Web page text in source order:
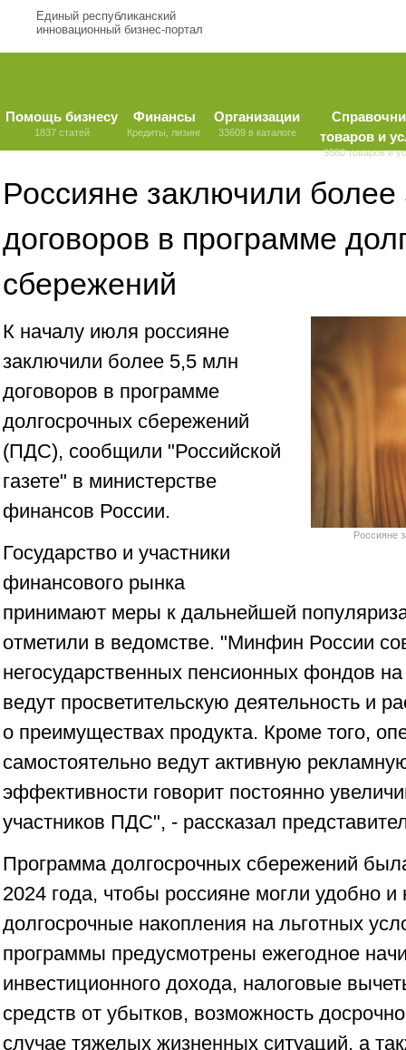
Единый республиканский
инновационный бизнес-портал
Помощь бизнесу
1837 статей
Финансы
Кредиты, лизинг
Организации
33609 в каталоге
товаров и
9580 товаров и
Россияне заключили
договоров в программе
сбережений
Россияне
К началу июля россияне
заключили более 5,5 млн
договоров в программе
долгосрочных сбережений
(ПДС), сообщили "Российской
газете" в министерстве
финансов России.
Государство и участники
финансового рынка
принимают меры к дальнейшей
отметили в ведомстве. "Минфин России
негосударственных пенсионных фондов
ведут просветительскую деятельность и
о преимуществах продукта. Кроме того,
самостоятельно ведут активную
эффективности говорит постоянно
участников ПДС", - рассказал
Программа долгосрочных сбережений
2024 года, чтобы россияне могли удобно
долгосрочные накопления на льготных
программы предусмотрены ежегодное
инвестиционного дохода, налоговые
средств от убытков, возможность
случае тяжелых жизненных ситуаций, а